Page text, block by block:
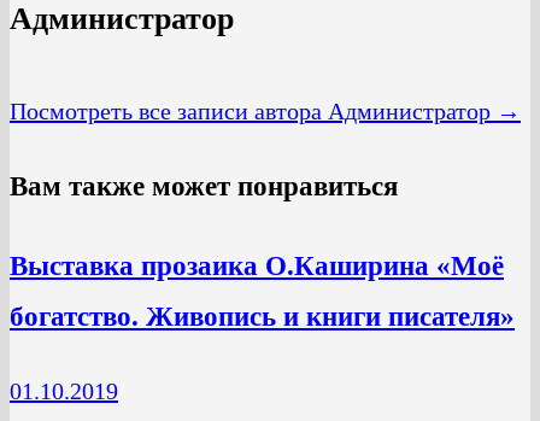
Администратор
Посмотреть все записи автора Администратор →
Вам также может понравиться
Выставка прозаика О.Каширина «Моё
богатство. Живопись и книги писателя»
01.10.2019